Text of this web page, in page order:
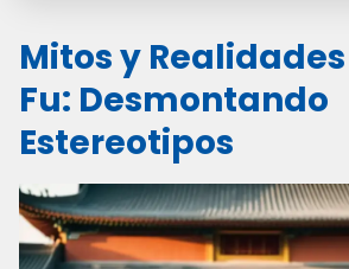
Mitos y
Fu: Desmontando
Estereotipos